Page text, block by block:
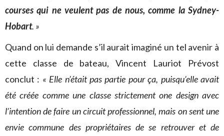
courses qui ne veulent pas de nous, comme la Sydney-
Hobart. »
Quand on lui demande s’il aurait imaginé un tel avenir à
cette classe de bateau, Vincent Lauriot Prévost
conclut : « Elle n’était pas partie pour ça, puisqu’elle avait
été créée comme une classe strictement one design avec
l’intention de faire un circuit professionnel, mais on sent une
envie commune des propriétaires de se retrouver et de